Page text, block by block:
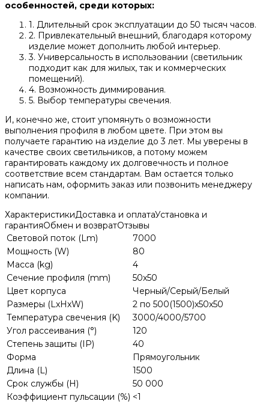
особенностей, среди которых:
1. Длительный срок эксплуатации до 50 тысяч часов.
2. Привлекательный внешний, благодаря которому
изделие может дополнить любой интерьер.
3. Универсальность в использовании (светильник
подходит как для жилых, так и коммерческих
помещений).
4. Возможность диммирования.
5. Выбор температуры свечения.
И, конечно же, стоит упомянуть о возможности
выполнения профиля в любом цвете. При этом вы
получаете гарантию на изделие до 3 лет. Мы уверены в
качестве своих светильников, а потому можем
гарантировать каждому их долговечность и полное
соответствие всем стандартам. Вам остается только
написать нам, оформить заказ или позвонить менеджеру
компании.
ХарактеристикиДоставка и оплатаУстановка и
гарантияОбмен и возвратОтзывы
Световой поток (Lm)
7000
Мощность (W)
80
Масса (kg)
4
Сечение профиля (mm)
50х50
Цвет корпуса
Черный/Серый/Белый
Размеры (LхHхW)
2 по 500(1500)х50х50
Температура свечения (K)
3000/4000/5700
Угол рассеивания (°)
120
Степень защиты (IP)
40
Форма
Прямоугольник
Длина (L)
1500
Срок службы (H)
50 000
Коэффициент пульсации (%) <1